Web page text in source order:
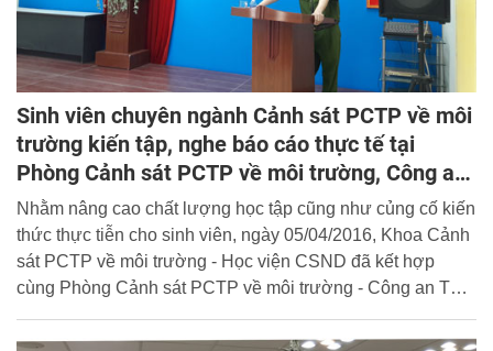
Sinh viên chuyên ngành Cảnh sát PCTP về môi
trường kiến tập, nghe báo cáo thực tế tại
Phòng Cảnh sát PCTP về môi trường, Công an
TP. Hà Nội
Nhằm nâng cao chất lượng học tập cũng như củng cố kiến
thức thực tiễn cho sinh viên, ngày 05/04/2016, Khoa Cảnh
sát PCTP về môi trường - Học viện CSND đã kết hợp
cùng Phòng Cảnh sát PCTP về môi trường - Công an TP.
thăm quan và nghe báo cáo thực tế.